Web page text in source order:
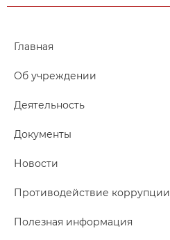
Главная
Об учреждении
Деятельность
Документы
Новости
Противодействие коррупции
Полезная информация